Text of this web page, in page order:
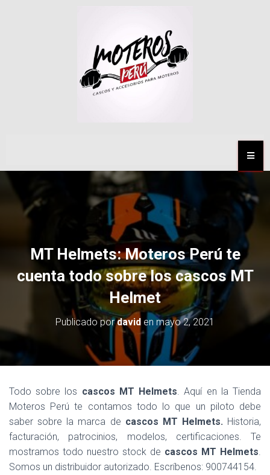
MT Helmets: Moteros Perú te
cuenta todo sobre los cascos MT
Helmet
Publicado pordavid en mayo 2, 2021
Todo sobre los cascos MT Helmets. Aquí en la Tienda
Moteros Perú te contamos todo lo que un piloto debe
saber sobre la marca de cascos MT Helmets. Historia,
facturación, patrocinios, modelos, certificaciones. Te
mostramos todo nuestro stock de cascos MT Helmets.
Somos un distribuidor autorizado. Escríbenos: 900744154.